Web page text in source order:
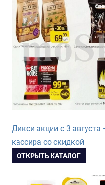
Дикси акции с 3 августа
кассира со скидкой
ОТКРЫТЬ КАТАЛОГ